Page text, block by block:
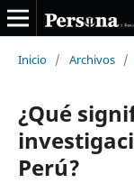
Inicio / Archivos /
¿Qué
Perú?